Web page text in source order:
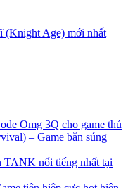
(Knight Age) mới nhất
Omg 3Q cho game thủ
– Game bắn súng
TANK nổi tiếng nhất tại